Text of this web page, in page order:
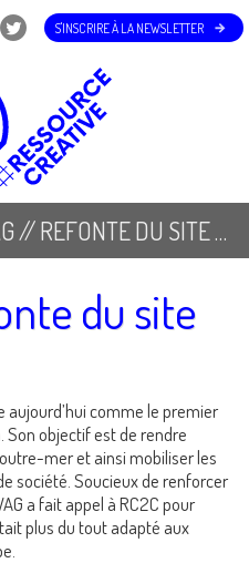
S'INSCRIRE À LA NEWSLETTER
EWAG // REFONTE DU SITE INTERNET
du site
aujourd’hui comme le premier
objectif est de rendre
mer et ainsi mobiliser les
société. Soucieux de renforcer
a fait appel à RC2C pour
plus du tout adapté aux